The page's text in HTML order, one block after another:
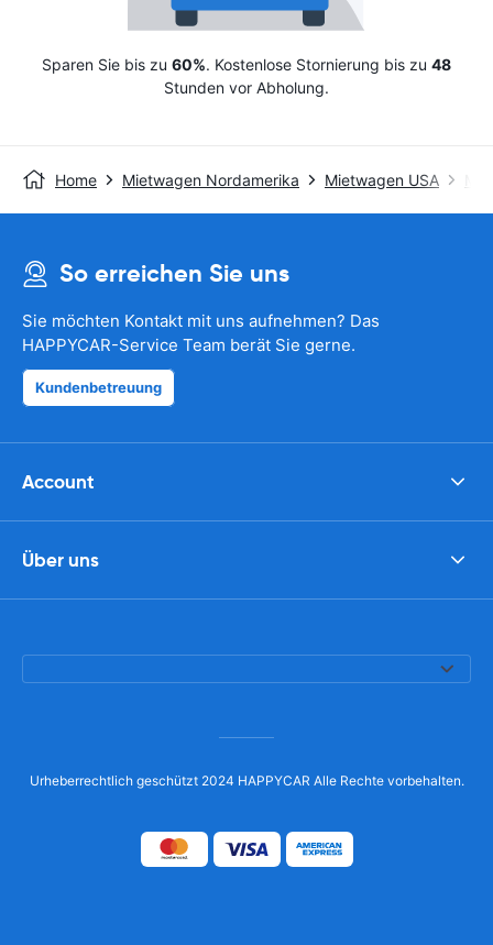
Sparen Sie bis zu 60%. Kostenlose Stornierung bis zu 48
Stunden vor Abholung.
Home Mietwagen Nordamerika Mietwagen USA
So erreichen Sie uns
Sie möchten Kontakt mit uns aufnehmen? Das
HAPPYCAR-Service Team berät Sie gerne.
Kundenbetreuung
Account
Über uns
Urheberrechtlich geschützt 2024 HAPPYCAR Alle Rechte vorbehalten.